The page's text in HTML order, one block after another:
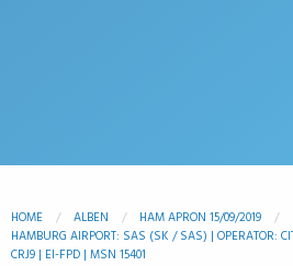
HOME ALBEN
HAM APRON 15/09/2019
HAMBURG AIRPORT: SAS (SK / SAS) | OPERATOR:
CRJ9 | EI-FPD | MSN 15401